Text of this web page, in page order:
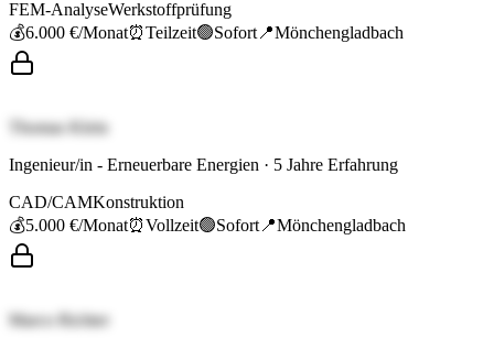
FEM-AnalyseWerkstoffprüfung
💰6.000 €/Monat⏰Teilzeit🟢Sofort 📍Mönchengladbach
Thomas Klein
Ingenieur/in - Erneuerbare Energien · 5 Jahre Erfahrung
CAD/CAMKonstruktion
💰5.000 €/Monat⏰Vollzeit🟢Sofort 📍Mönchengladbach
Marco Richter